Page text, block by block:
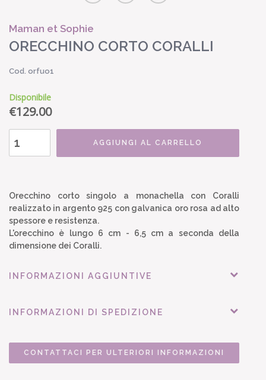
Maman et Sophie
ORECCHINO CORTO CORALLI
Cod. orfuo1
Disponibile
€129.00
AGGIUNGI AL CARRELLO
Orecchino corto singolo a monachella con Coralli
realizzato in argento 925 con galvanica oro rosa ad alto
spessore e resistenza.
L'orecchino è lungo 6 cm - 6,5 cm a seconda della
dimensione dei Coralli.
INFORMAZIONI AGGIUNTIVE
INFORMAZIONI DI SPEDIZIONE
CONTATTACI PER ULTERIORI INFORMAZIONI